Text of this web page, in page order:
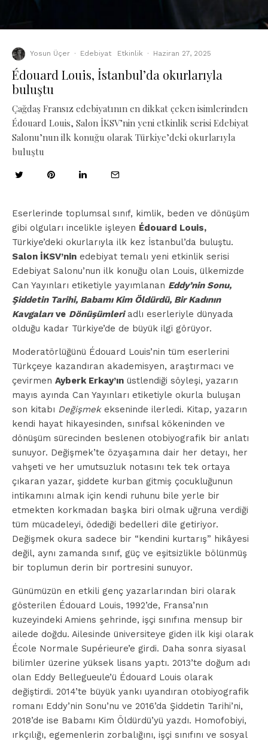
Yosun Üçer · Edebiyat Etkinlik · Haziran 27, 2025
Édouard Louis, İstanbul’da okurlarıyla
buluştu
Çağdaş Fransız edebiyatının en dikkat çeken isimlerinden
Édouard Louis, Salon İKSV’nin yeni etkinlik serisi Edebiyat
Salonu’nun ilk konuğu olarak Türkiye’deki okurlarıyla
buluştu
Eserlerinde toplumsal sınıf, kimlik, beden ve dönüşüm
gibi olguları incelikle işleyen Édouard Louis,
Türkiye’deki okurlarıyla ilk kez İstanbul’da buluştu.
Salon İKSV’nin edebiyat temalı yeni etkinlik serisi
Edebiyat Salonu’nun ilk konuğu olan Louis, ülkemizde
Can Yayınları etiketiyle yayımlanan Eddy’nin Sonu,
Şiddetin Tarihi, Babamı Kim Öldürdü, Bir Kadının
Kavgaları ve Dönüşümleriadlı eserleriyle dünyada
olduğu kadar Türkiye’de de büyük ilgi görüyor.
Moderatörlüğünü Édouard Louis’nin tüm eserlerini
Türkçeye kazandıran akademisyen, araştırmacı ve
çevirmen Ayberk Erkay’ın üstlendiği söyleşi, yazarın
mayıs ayında Can Yayınları etiketiyle okurla buluşan
son kitabı Değişmekekseninde ilerledi. Kitap, yazarın
kendi hayat hikayesinden, sınıfsal kökeninden ve
dönüşüm sürecinden beslenen otobiyografik bir anlatı
sunuyor. Değişmek’te özyaşamına dair her detayı, her
vahşeti ve her umutsuzluk notasını tek tek ortaya
çıkaran yazar, şiddete kurban gitmiş çocukluğunun
intikamını almak için kendi ruhunu bile yerle bir
etmekten korkmadan başka biri olmak uğruna verdiği
tüm mücadeleyi, ödediği bedelleri dile getiriyor.
Değişmek okura sadece bir “kendini kurtarış” hikâyesi
değil, aynı zamanda sınıf, güç ve eşitsizlikle bölünmüş
bir toplumun derin bir portresini sunuyor.
Günümüzün en etkili genç yazarlarından biri olarak
gösterilen Édouard Louis, 1992’de, Fransa’nın
kuzeyindeki Amiens şehrinde, işçi sınıfına mensup bir
ailede doğdu. Ailesinde üniversiteye giden ilk kişi olarak
École Normale Supérieure’e girdi. Daha sonra siyasal
bilimler üzerine yüksek lisans yaptı. 2013’te doğum adı
olan Eddy Bellegueule’ü Édouard Louis olarak
değiştirdi. 2014’te büyük yankı uyandıran otobiyografik
romanı Eddy’nin Sonu’nu ve 2016’da Şiddetin Tarihi’ni,
2018’de ise Babamı Kim Öldürdü’yü yazdı. Homofobiyi,
ırkçılığı, egemenlerin zorbalığını, işçi sınıfını ve sosyal